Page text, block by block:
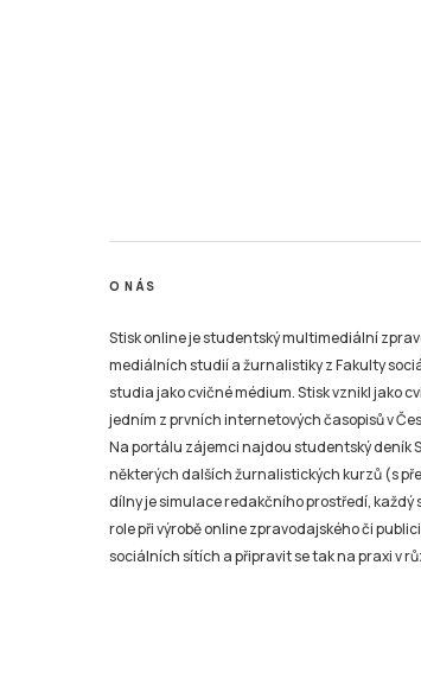
O NÁS
Stisk online je studentský multimediální
mediálních studií a žurnalistiky z Fakulty
studia jako cvičné médium. Stisk vznikl jako
jedním z prvních internetových časopisů v
Na portálu zájemci najdou studentský deník
některých dalších žurnalistických kurzů (s
dílny je simulace redakčního prostředí,
role při výrobě online zpravodajského či
sociálních sítích a připravit se tak na praxi v